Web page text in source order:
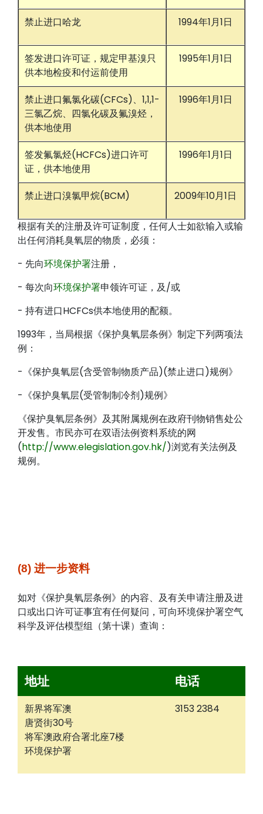
禁止进口哈龙
1994年1月1日
签发进口许可证，规定甲基溴只
供本地检疫和付运前使用
1995年1月1日
禁止进口氟氯化碳(CFCs)、1,1,1-
三氯乙烷、四氯化碳及氟溴烃，
供本地使用
1996年1月1日
签发氟氯烃(HCFCs)进口许可
证，供本地使用
1996年1月1日
禁止进口溴氯甲烷(BCM) 2009年10月1日
根据有关的注册及许可证制度，任何人士如欲输入或输
出任何消耗臭氧层的物质，必须：
- 先向环境保护署注册，
- 每次向环境保护署申领许可证，及/或
- 持有进口HCFCs供本地使用的配额。
1993年，当局根据《保护臭氧层条例》制定下列两项法
例：
-《保护臭氧层(含受管制物质产品)(禁止进口)规例》
-《保护臭氧层(受管制制冷剂)规例》
《保护臭氧层条例》及其附属规例在政府刊物销售处公
开发售。市民亦可在双语法例资料系统的网
(http://www.elegislation.gov.hk/)浏览有关法例及
规例。
(8) 进一步资料
如对《保护臭氧层条例》的内容、及有关申请注册及进
口或出口许可证事宜有任何疑问，可向环境保护署空气
科学及评估模型组（第十课）查询：
地址 电话
新界将军澳
唐贤街30号
将军澳政府合署北座7楼
环境保护署
3153 2384